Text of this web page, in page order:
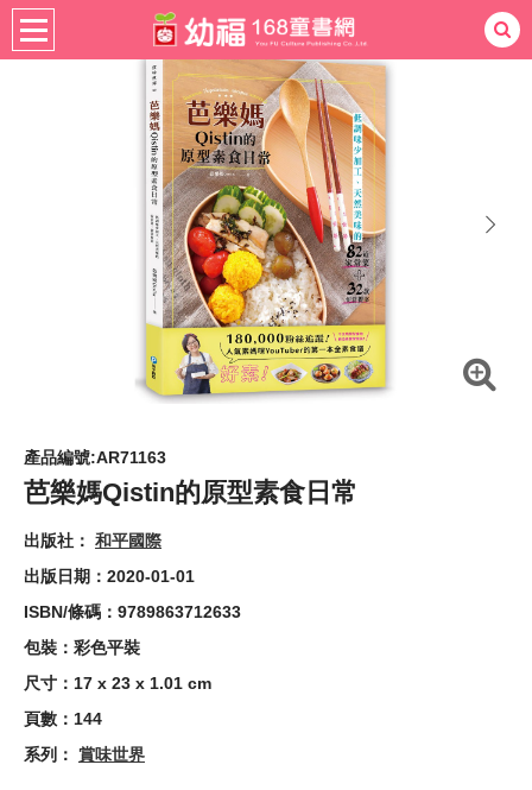
熱門：忍者兔ㄅㄆㄇ學習
手指按按 拼圖練習本積木
3D立體書
暢銷生活 休閒生活 食譜
next
產品編號:AR71163
芭樂媽Qistin的原型素食日常
出版社： 和平國際
出版日期：2020-01-01
ISBN/條碼：9789863712633
包裝：彩色平裝
尺寸：17 x 23 x 1.01 cm
頁數：144
系列： 賞味世界